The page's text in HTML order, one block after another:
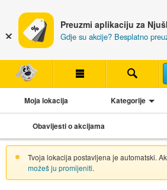
Preuzmi aplikaciju za
Gdje su akcije? Besplatno
Moja lokacija Kategorije
Obavijesti o akcijama
Tvoja lokacija postavljena je automatski.
možeš ju promijeniti.